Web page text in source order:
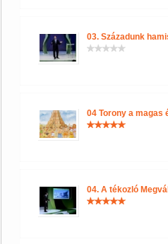
03. Századunk
04 Torony a magas
04. A tékozló